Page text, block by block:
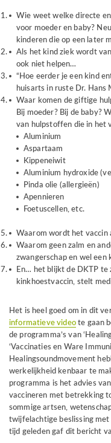
Wie weet welke directe
voor moeder en baby?
kinderen die op een later
Als het kind ziek wordt
ook niet helpen…
“Hoe eerder je een kind
huisarts in ruste Dr. Hans
Waar komen de giftige
Bij moeder? Bij de baby?
van hulpstoffen die in het
Aluminium
Aspartaam
Kippeneiwit
Aluminium hydroxide
Pinda olie (allergieën)
Apennieren
Foetuscellen, etc.
Waarom wordt het vaccin
Waarom geen zalm en
zwangerschap en wel
En… het blijkt de DKTP te
kinkhoestvaccin, stelt
Het is heel goed om in dit
informatieve videote gaan
de programma’s van
‘Vaccinaties en Ware
Healingsoundmovement
werkelijkheid kenbaar te
programma is het advies
vaccineren met betrekking
sommige artsen,
twijfelachtige beslissing
tijd geleden gaf dit bericht